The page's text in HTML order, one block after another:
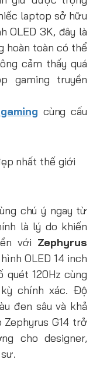
laptop sở hữu
OLED 3K, đây là
hoàn toàn có thể
cảm thấy quá
gaming truyền
cùng cấu
nhất thế giới
chú ý ngay từ
là lý do khiến
với Zephyrus
OLED 14 inch
quét 120Hz cùng
chính xác. Độ
đen sâu và khả
Zephyrus G14 trở
cho designer,